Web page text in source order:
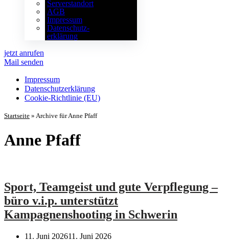
Serverstandort
AGB
Impressum
Datenschutz­
erklärung
jetzt anrufen
Mail senden
Impressum
Datenschutz­erklärung
Cookie-Richtlinie (EU)
Startseite » Archive für Anne Pfaff
Anne Pfaff
Sport, Teamgeist und gute Verpflegung –
büro v.i.p. unterstützt
Kampagnenshooting in Schwerin
11. Juni 202611. Juni 2026